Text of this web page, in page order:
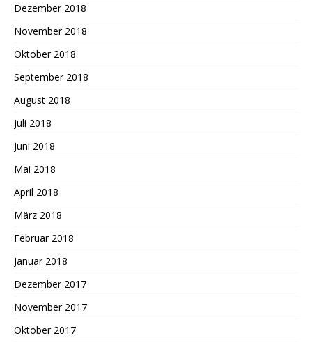
Dezember 2018
November 2018
Oktober 2018
September 2018
August 2018
Juli 2018
Juni 2018
Mai 2018
April 2018
März 2018
Februar 2018
Januar 2018
Dezember 2017
November 2017
Oktober 2017